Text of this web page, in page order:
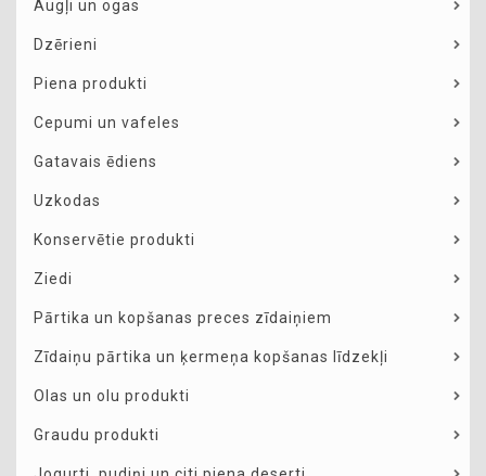
Augļi un ogas
Dzērieni
Piena produkti
Cepumi un vafeles
Gatavais ēdiens
Uzkodas
Konservētie produkti
Ziedi
Pārtika un kopšanas preces zīdaiņiem
Zīdaiņu pārtika un ķermeņa kopšanas līdzekļi
Olas un olu produkti
Graudu produkti